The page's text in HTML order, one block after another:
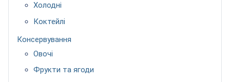
Холодні
Коктейлі
Консервування
Овочі
Фрукти та ягоди